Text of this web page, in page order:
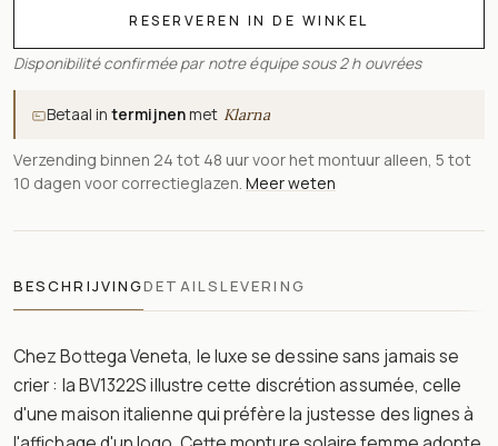
RESERVEREN IN DE WINKEL
Disponibilité confirmée par notre équipe sous 2 h ouvrées
Betaal intermijnenmet Klarna
Verzending binnen 24 tot 48 uur voor het montuur alleen, 5 tot
10 dagen voor correctieglazen. Meer weten
BESCHRIJVINGDETAILSLEVERING
Chez Bottega Veneta, le luxe se dessine sans jamais se
crier : la BV1322S illustre cette discrétion assumée, celle
d'une maison italienne qui préfère la justesse des lignes à